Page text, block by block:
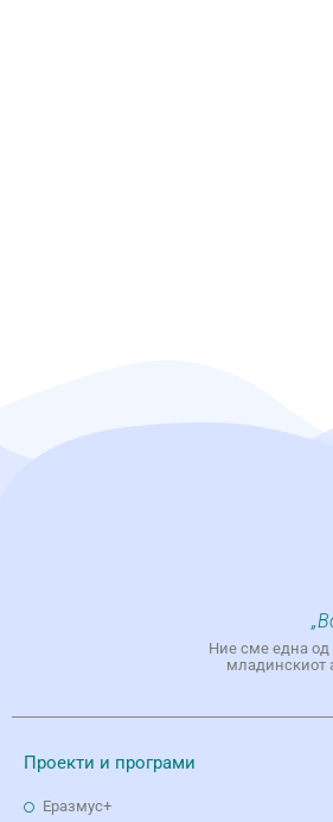
Ние сме една од
младинскиот
Проекти и програми
Еразмус+